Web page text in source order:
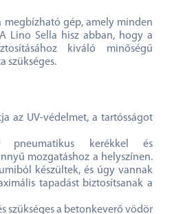
megbízható gép, amely minden
Lino Sella hisz abban, hogy a
kiváló minőségű
szükséges.
az UV-védelmet, a tartósságot
pneumatikus kerékkel és
mozgatáshoz a helyszínen.
készültek, és úgy vannak
tapadást biztosítsanak a
szükséges a betonkeverő vödör